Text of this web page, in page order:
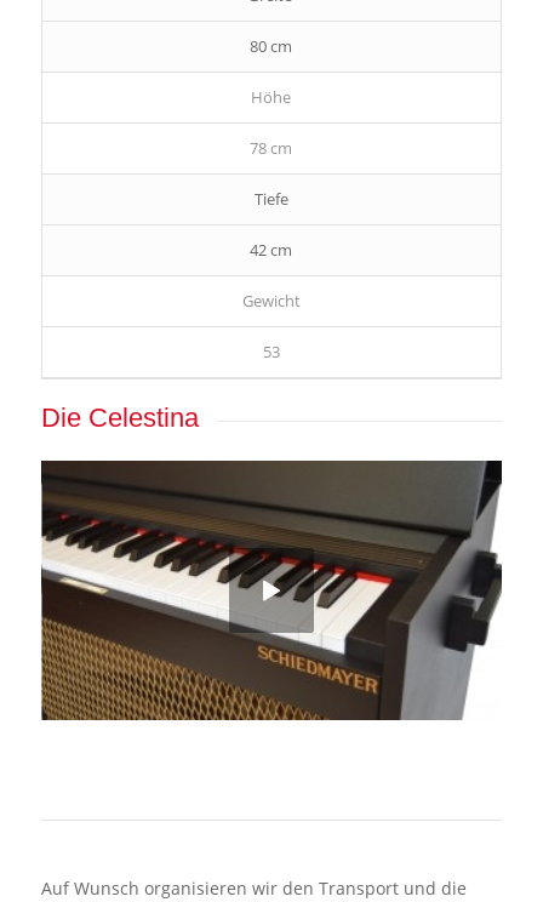
80 cm
Höhe
78 cm
Tiefe
42 cm
Gewicht
53
Die Celestina
Auf Wunsch organisieren wir den Transport und die